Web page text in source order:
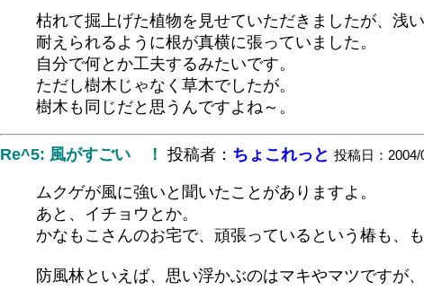
枯れて掘上げた植物を見せていただきましたが、浅
耐えられるように根が真横に張っていました。
自分で何とか工夫するみたいです。
ただし樹木じゃなく草木でしたが。
樹木も同じだと思うんですよね～。
Re^5: 風がすごい ！ 投稿者： ちょこれっと 投稿日：2004/
ムクゲが風に強いと聞いたことがありますよ。
あと、イチョウとか。
かなもこさんのお宅で、頑張っているという椿も、
防風林といえば、思い浮かぶのはマキやマツですが